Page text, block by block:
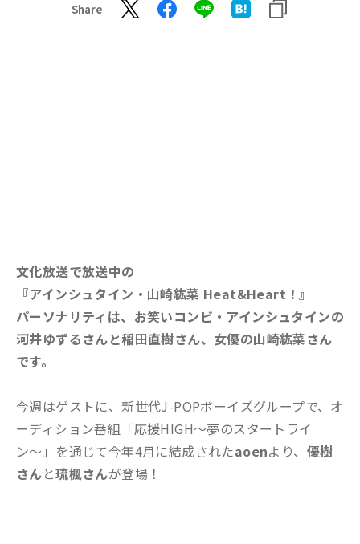
Share
文化放送で放送中の
『アインシュタイン・山崎紘菜 Heat&Heart！』
パーソナリティは、お笑いコンビ・アインシュタインの
河井ゆずるさんと稲田直樹さん、女優の山崎紘菜さん
です。
今週はゲストに、新世代J-POPボーイズグループで、オ
ーディション番組「応援HIGH〜夢のスタートライ
ン〜」を通じて今年4月に結成されたaoenより、 優樹
さんと琉楓さんが登場！